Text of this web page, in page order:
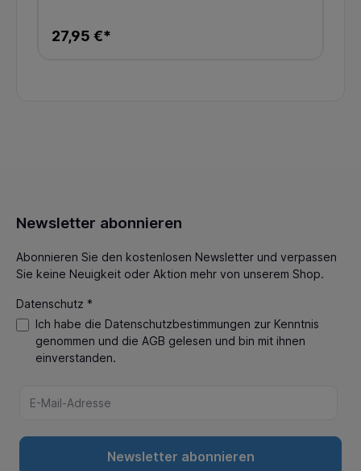
27,95 €*
Newsletter abonnieren
Abonnieren Sie den kostenlosen Newsletter und verpassen
Sie keine Neuigkeit oder Aktion mehr von unserem Shop.
Datenschutz *
Ich habe die Datenschutzbestimmungen zur Kenntnis
genommen und die AGB gelesen und bin mit ihnen
einverstanden.
Newsletter abonnieren